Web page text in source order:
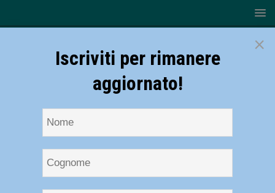
×
Iscriviti per rimanere
aggiornato!